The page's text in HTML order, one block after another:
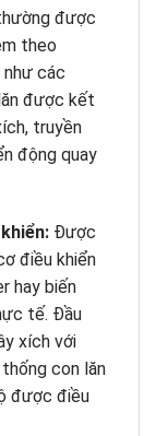
được
theo
như các
được kết
truyền
động quay
Được
điều khiển
hay biến
tế. Đầu
xích với
con lăn
được điều